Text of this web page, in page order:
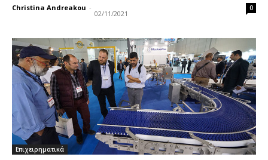
Christina Andreakou -
02/11/2021
0
Επιχειρηματικά